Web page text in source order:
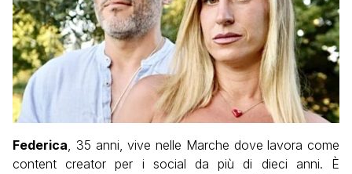
Federica, 35 anni, vive nelle Marche dove lavora come
content creator per i social da più di dieci anni. È